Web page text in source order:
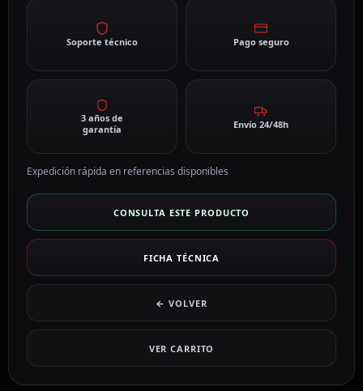
Soporte técnico Pago seguro
3 años de
garantía
Envío 24/48h
Expedición rápida en referencias disponibles
CONSULTA ESTE PRODUCTO
FICHA TÉCNICA
← VOLVER
VER CARRITO